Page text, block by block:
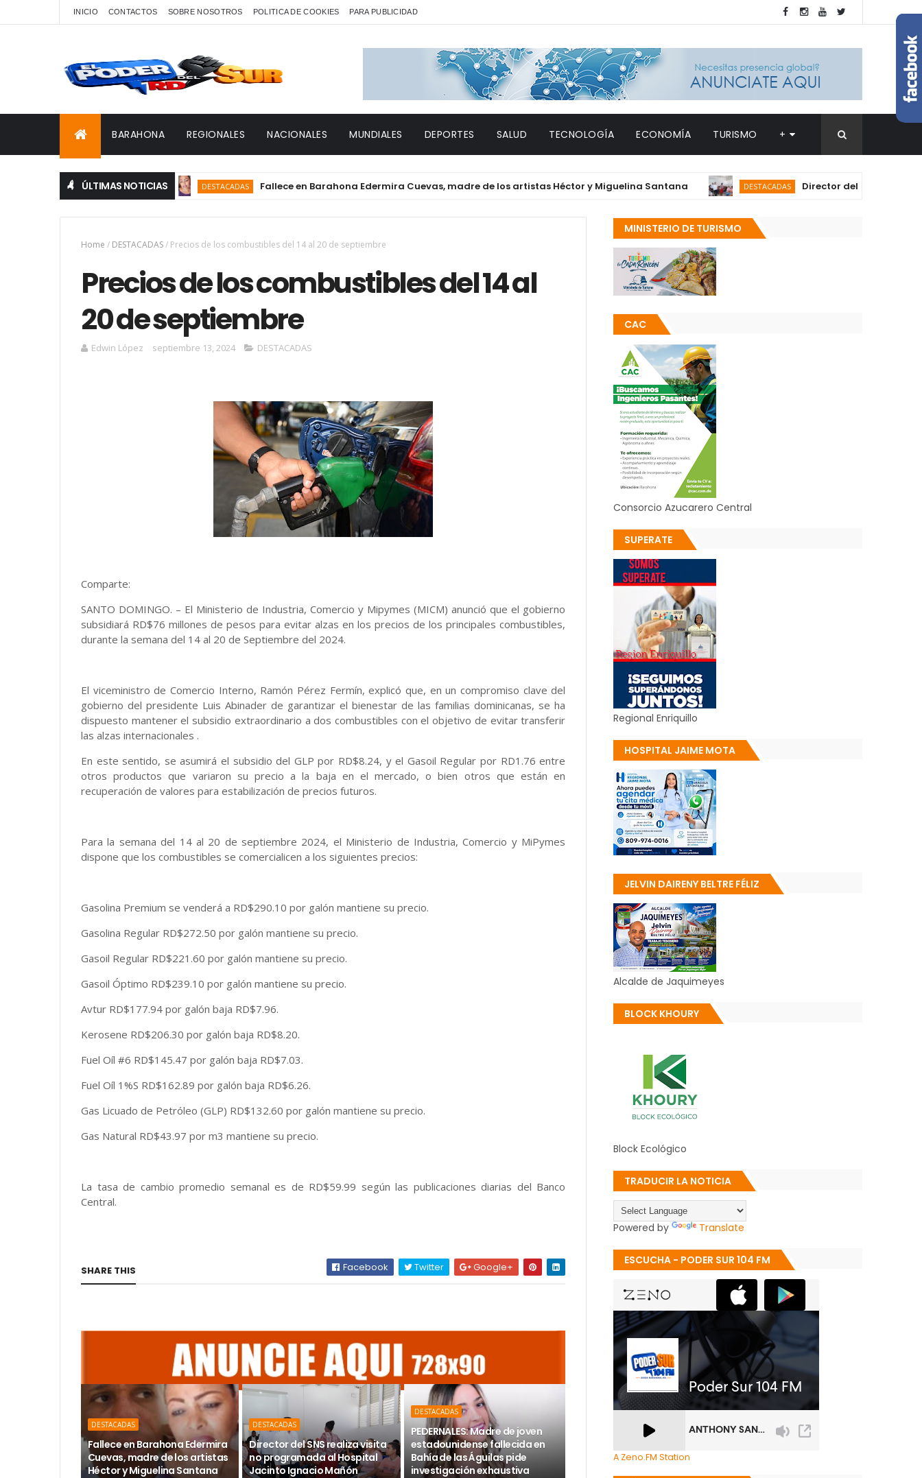
INICIO CONTACTOS SOBRE NOSOTROS POLITICA DE COOKIES PARA PUBLICIDAD
BARAHONA REGIONALES NACIONALES MUNDIALES DEPORTES SALUD TECNOLOGÍA ECONOMÍA TURISMO +
ÚLTIMAS NOTICIASDESTACADAS Fallece en Barahona Edermira Cuevas, madre de los artistas Héctor y Miguelina Santana DESTACADAS Director del SNS realiza visita
Home / DESTACADAS/ Precios de los combustibles del 14 al 20 de septiembre
Precios de los combustibles del 14 al
20 de septiembre
Edwin López septiembre 13, 2024 DESTACADAS
Comparte:
SANTO DOMINGO. – El Ministerio de Industria, Comercio y Mipymes (MICM) anunció que el gobierno
subsidiará RD$76 millones de pesos para evitar alzas en los precios de los principales combustibles,
durante la semana del 14 al 20 de Septiembre del 2024.
El viceministro de Comercio Interno, Ramón Pérez Fermín, explicó que, en un compromiso clave del
gobierno del presidente Luis Abinader de garantizar el bienestar de las familias dominicanas, se ha
dispuesto mantener el subsidio extraordinario a dos combustibles con el objetivo de evitar transferir
las alzas internacionales .
En este sentido, se asumirá el subsidio del GLP por RD$8.24, y el Gasoil Regular por RD1.76 entre
otros productos que variaron su precio a la baja en el mercado, o bien otros que están en
recuperación de valores para estabilización de precios futuros.
Para la semana del 14 al 20 de septiembre 2024, el Ministerio de Industria, Comercio y MiPymes
dispone que los combustibles se comercialicen a los siguientes precios:
Gasolina Premium se venderá a RD$290.10 por galón mantiene su precio.
Gasolina Regular RD$272.50 por galón mantiene su precio.
Gasoil Regular RD$221.60 por galón mantiene su precio.
Gasoil Óptimo RD$239.10 por galón mantiene su precio.
Avtur RD$177.94 por galón baja RD$7.96.
Kerosene RD$206.30 por galón baja RD$8.20.
Fuel Oíl #6 RD$145.47 por galón baja RD$7.03.
Fuel Oíl 1%S RD$162.89 por galón baja RD$6.26.
Gas Licuado de Petróleo (GLP) RD$132.60 por galón mantiene su precio.
Gas Natural RD$43.97 por m3 mantiene su precio.
La tasa de cambio promedio semanal es de RD$59.99 según las publicaciones diarias del Banco
Central.
SHARE THIS Facebook Twitter Google+
DESTACADAS
Fallece en Barahona Edermira
Cuevas, madre de los artistas
Héctor y Miguelina Santana
DESTACADAS
Director del SNS realiza visita
no programada al Hospital
Jacinto Ignacio Mañón
DESTACADAS
PEDERNALES: Madre de joven
estadounidense fallecida en
Bahía de las Águilas pide
investigación exhaustiva
MINISTERIO DE TURISMO
CAC
Consorcio Azucarero Central
SUPERATE
Regional Enriquillo
HOSPITAL JAIME MOTA
JELVIN DAIRENY BELTRE FÉLIZ
Alcalde de Jaquimeyes
BLOCK KHOURY
Block Ecológico
TRADUCIR LA NOTICIA
Powered by Translate
ESCUCHA - PODER SUR 104 FM
A Zeno.FM Station